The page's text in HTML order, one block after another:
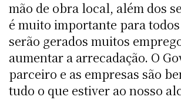
mão de obra local, além dos
é muito importante para
serão gerados muitos
aumentar a arrecadação. O
parceiro e as empresas são
tudo o que estiver ao nosso